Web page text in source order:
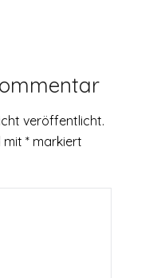
veröffentlicht.
mit * markiert